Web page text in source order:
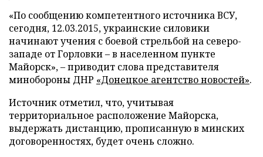
«По сообщению компетентного источника ВСУ,
сегодня, 12.03.2015, украинские силовики
начинают учения с боевой стрельбой на северо-
западе от Горловки – в населенном пункте
Майорск», – приводит слова представителя
минобороны ДНР «Донецкое агентство новостей».
Источник отметил, что, учитывая
территориальное расположение Майорска,
выдержать дистанцию, прописанную в минских
договоренностях, будет очень сложно.